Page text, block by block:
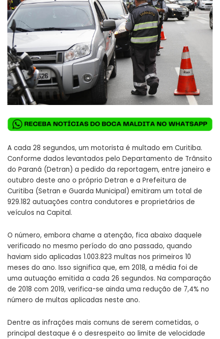
A cada 28 segundos, um motorista é multado em Curitiba.
Conforme dados levantados pelo Departamento de Trânsito
do Paraná (Detran) a pedido da reportagem, entre janeiro e
outubro deste ano o próprio Detran e a Prefeitura de
Curitiba (Setran e Guarda Municipal) emitiram um total de
929.182 autuações contra condutores e proprietários de
veículos na Capital.
O número, embora chame a atenção, fica abaixo daquele
verificado no mesmo período do ano passado, quando
haviam sido aplicadas 1.003.823 multas nos primeiros 10
meses do ano. Isso significa que, em 2018, a média foi de
uma autuação emitida a cada 26 segundos. Na comparação
de 2018 com 2019, verifica-se ainda uma redução de 7,4% no
número de multas aplicadas neste ano.
Dentre as infrações mais comuns de serem cometidas, o
principal destaque é o desrespeito ao limite de velocidade